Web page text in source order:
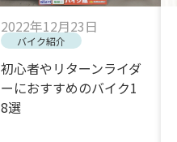
2022年12月23日
バイク紹介
初心者やリターンライダ
ーにおすすめのバイク1
8選